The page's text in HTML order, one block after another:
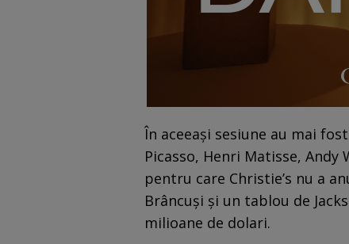
În aceeași sesiune au mai
Picasso, Henri Matisse, Andy
pentru care Christie’s nu a
Brâncuși și un tablou de
milioane de dolari.